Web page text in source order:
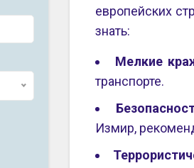
европейских
знать:
Мелкие
транспорте.
Измир,